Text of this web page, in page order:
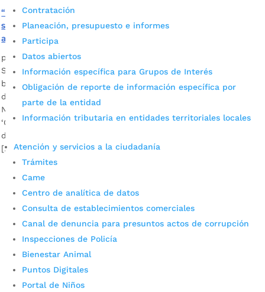
Contratación
Planeación, presupuesto e informes
Participa
Datos abiertos
Información específica para Grupos de Interés
Obligación de reporte de información específica por
parte de la entidad
Información tributaria en entidades territoriales locales
Atención y servicios a la ciudadanía
Trámites
Came
Centro de analítica de datos
Consulta de establecimientos comerciales
Canal de denuncia para presuntos actos de corrupción
Inspecciones de Policía
Bienestar Animal
Puntos Digitales
Portal de Niños
“Este crédito es de gran apoyo para que los campesinos
salgamos adelante”: beneficiario de la línea ‘Campo en
acción’
por Alcaldía de Bucaramanga
Son 60 los microempresarios del sector rural que se
beneficiarán inicialmente de un crédito para la construcción
de un galpón para pollos semicriollos. Descargar audio:
Nelson Adrián Aguilar – Beneficiario de la línea de crédito
‘Campo en Acción’ Nelson Adrián Aguilar Oviedo, habitante
de la vereda Los Santos en el corregimiento dos, es uno de
[…]
Cupos Escolares Bucaramanga 2022
Consulta aqui los pasos para inscribirse y solicitar un